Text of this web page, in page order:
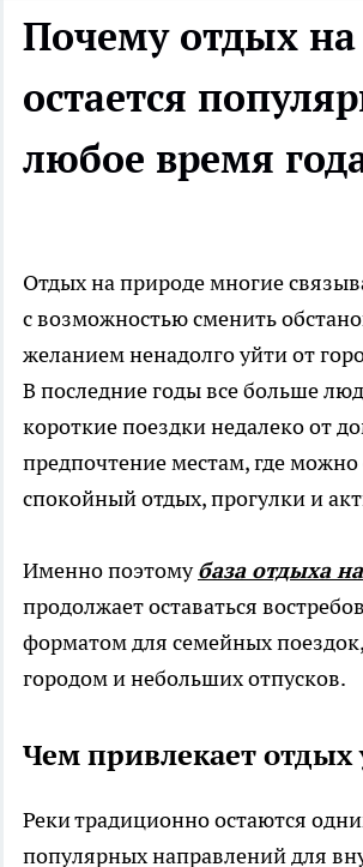
Почему отдых на
остается
любое время
Отдых на природе многие
с возможностью сменить
желанием ненадолго уйти от
В последние годы все больше
короткие поездки недалеко от
предпочтение местам, где можно
спокойный отдых, прогулки и
Именно поэтомубаза отдыха
продолжает оставаться
форматом для семейных
городом и небольших отпусков.
Чем привлекает отдых
Реки традиционно остаются
популярных направлений для